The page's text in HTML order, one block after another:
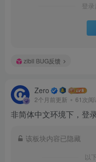
登
zibll BUG反馈
Zero
2个月前更新 61次阅
非简体中文环境下，登
该板块内容已隐藏
以